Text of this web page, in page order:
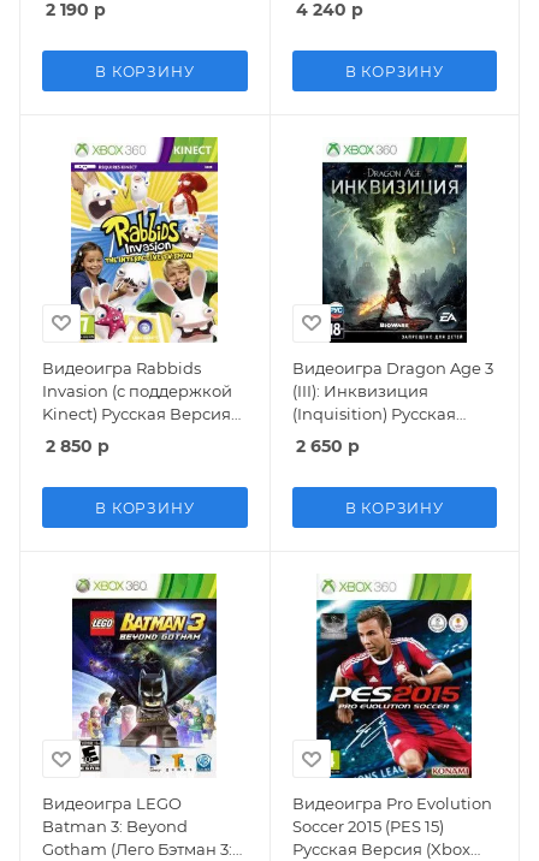
(Xbox 360) USED Б/У
2 190 р
В КОРЗИНУ
(Xbox 360)
4 240 р
В КОРЗИНУ
Видеоигра Rabbids
Invasion (с поддержкой
Kinect) Русская Версия
(Xbox 360)
2 850 р
В КОРЗИНУ
Видеоигра Dragon Age 3
(III): Инквизиция
(Inquisition) Русская
Версия (Xbox 360)
2 650 р
В КОРЗИНУ
Видеоигра LEGO
Batman 3: Beyond
Gotham (Лего Бэтман 3:
Видеоигра Pro Evolution
Soccer 2015 (PES 15)
Русская Версия (Xbox